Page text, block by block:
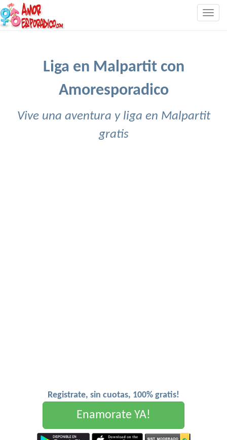
Liga en Malpartit con
Amoresporadico
Vive una aventura y liga en Malpartit
gratis
Registrate, sin cuotas, 100% gratis!
Enamorate YA!